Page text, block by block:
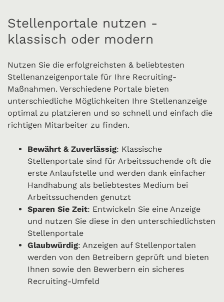
Stellenportale nutzen -
klassisch oder modern
Nutzen Sie die erfolgreichsten & beliebtesten
Stellenanzeigenportale für Ihre Recruiting-
Maßnahmen. Verschiedene Portale bieten
unterschiedliche Möglichkeiten Ihre Stellenanzeige
optimal zu platzieren und so schnell und einfach die
richtigen Mitarbeiter zu finden.
Bewährt & Zuverlässig: Klassische
Stellenportale sind für Arbeitssuchende oft die
erste Anlaufstelle und werden dank einfacher
Handhabung als beliebtestes Medium bei
Arbeitssuchenden genutzt
Sparen Sie Zeit: Entwickeln Sie eine Anzeige
und nutzen Sie diese in den unterschiedlichsten
Stellenportale
Glaubwürdig: Anzeigen auf Stellenportalen
werden von den Betreibern geprüft und bieten
Ihnen sowie den Bewerbern ein sicheres
Recruiting-Umfeld